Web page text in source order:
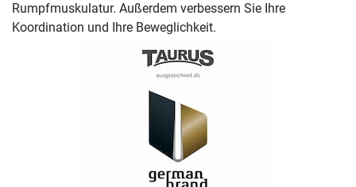
Rumpfmuskulatur. Außerdem verbessern Sie Ihre
Koordination und Ihre Beweglichkeit.